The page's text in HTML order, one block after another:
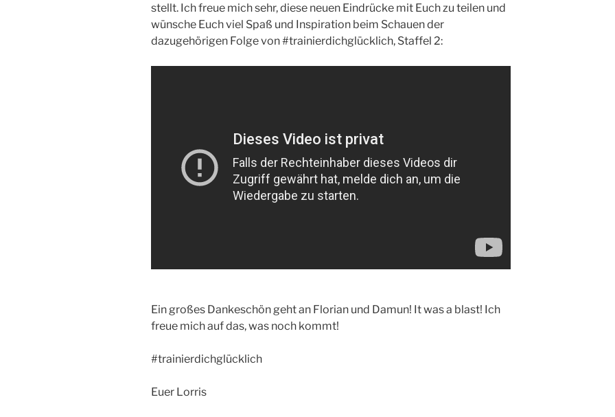
stellt. Ich freue mich sehr, diese neuen Eindrücke mit Euch zu teilen und
wünsche Euch viel Spaß und Inspiration beim Schauen der
dazugehörigen Folge von #trainierdichglücklich, Staffel 2:
Ein großes Dankeschön geht an Florian und Damun! It was a blast! Ich
freue mich auf das, was noch kommt!
#trainierdichglücklich
Euer Lorris